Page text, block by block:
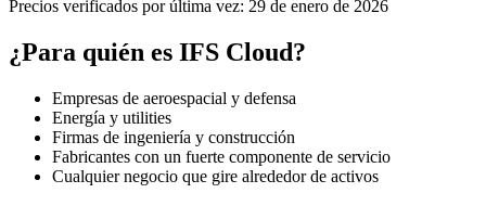
Precios verificados por última vez: 29 de enero de 2026
¿Para quién es IFS Cloud?
Empresas de aeroespacial y defensa
Energía y utilities
Firmas de ingeniería y construcción
Fabricantes con un fuerte componente de servicio
Cualquier negocio que gire alrededor de activos